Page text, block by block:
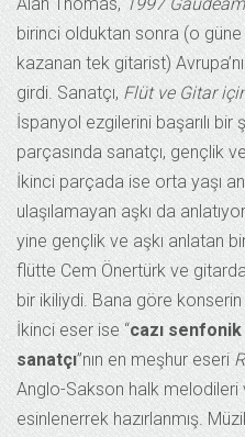
birinci olduktan sonra (o
kazanan tek gitarist)
girdi. Sanatçı, Flüt ve Gitar
İspanyol ezgilerini başarılı bir
parçasında sanatçı, gençlik
İkinci parçada ise orta yaşı
ulaşılamayan aşkı da
yine gençlik ve aşkı anlatan
flütte Cem Önertürk ve
bir ikiliydi. Bana göre konserin
İkinci eser ise “cazı
sanatçı”nın en meşhur eseri
Anglo-Sakson halk
esinlenerrek hazırlanmış.